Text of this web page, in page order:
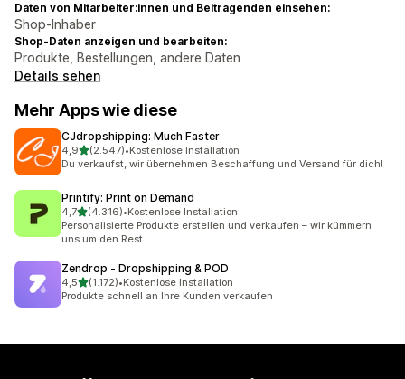
Daten von Mitarbeiter:innen und Beitragenden einsehen:
Shop-Inhaber
Shop-Daten anzeigen und bearbeiten:
Produkte, Bestellungen, andere Daten
Details sehen
Mehr Apps wie diese
CJdropshipping: Much Faster
4,9von 5 Sternen
(2.547)
2547 Rezensionen insgesamt
•Kostenlose Installation
Du verkaufst, wir übernehmen Beschaffung und Versand für dich!
Printify: Print on Demand
4,7von 5 Sternen
(4.316)
4316 Rezensionen insgesamt
•Kostenlose Installation
Personalisierte Produkte erstellen und verkaufen – wir kümmern
uns um den Rest.
Zendrop ‑ Dropshipping & POD
4,5von 5 Sternen
(1.172)
1172 Rezensionen insgesamt
•Kostenlose Installation
Produkte schnell an Ihre Kunden verkaufen